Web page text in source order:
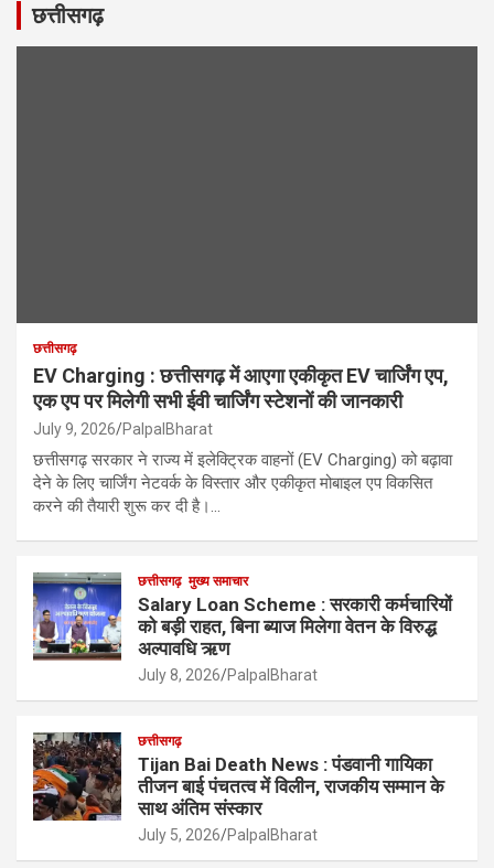
छत्तीसगढ़
छत्तीसगढ़
EV Charging : छत्तीसगढ़ में आएगा एकीकृत EV चार्जिंग एप,
एक एप पर मिलेगी सभी ईवी चार्जिंग स्टेशनों की जानकारी
July 9, 2026 PalpalBharat
छत्तीसगढ़ सरकार ने राज्य में इलेक्ट्रिक वाहनों (EV Charging) को बढ़ावा
देने के लिए चार्जिंग नेटवर्क के विस्तार और एकीकृत मोबाइल एप विकसित
करने की तैयारी शुरू कर दी है।…
छत्तीसगढ़ मुख्य समाचार
Salary Loan Scheme : सरकारी कर्मचारियों
को बड़ी राहत, बिना ब्याज मिलेगा वेतन के विरुद्ध
अल्पावधि ऋण
July 8, 2026 PalpalBharat
छत्तीसगढ़
Tijan Bai Death News : पंडवानी गायिका
तीजन बाई पंचतत्व में विलीन, राजकीय सम्मान के
साथ अंतिम संस्कार
July 5, 2026 PalpalBharat